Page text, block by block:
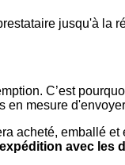
jusqu'à la
C’est
mesure
acheté, emballé
avec